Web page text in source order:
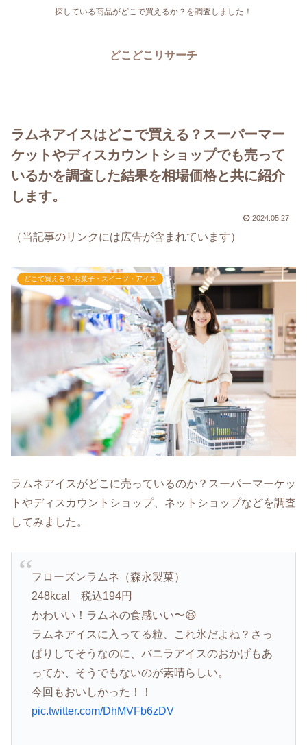
探している商品がどこで買えるか？を調査しました！
どこどこリサーチ
ラムネアイスはどこで買える？スーパーマー
ケットやディスカウントショップでも売って
いるかを調査した結果を相場価格と共に紹介
します。
2024.05.27
（当記事のリンクには広告が含まれています）
どこで買える？-お菓子・スイーツ・アイス
ラムネアイスがどこに売っているのか？スーパーマーケッ
トやディスカウントショップ、ネットショップなどを調査
してみました。
フローズンラムネ（森永製菓）
248kcal 税込194円
かわいい！ラムネの食感いい〜😆
ラムネアイスに入ってる粒、これ氷だよね？さっ
ぱりしてそうなのに、バニラアイスのおかげもあ
ってか、そうでもないのが素晴らしい。
今回もおいしかった！！
pic.twitter.com/DhMVFb6zDV